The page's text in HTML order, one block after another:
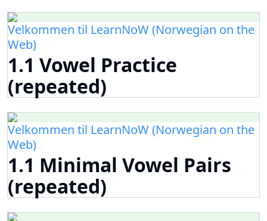
Velkommen til LearnNoW (Norwegian on the
Web)
1.1 Vowel Practice
(repeated)
Velkommen til LearnNoW (Norwegian on the
Web)
1.1 Minimal Vowel Pairs
(repeated)